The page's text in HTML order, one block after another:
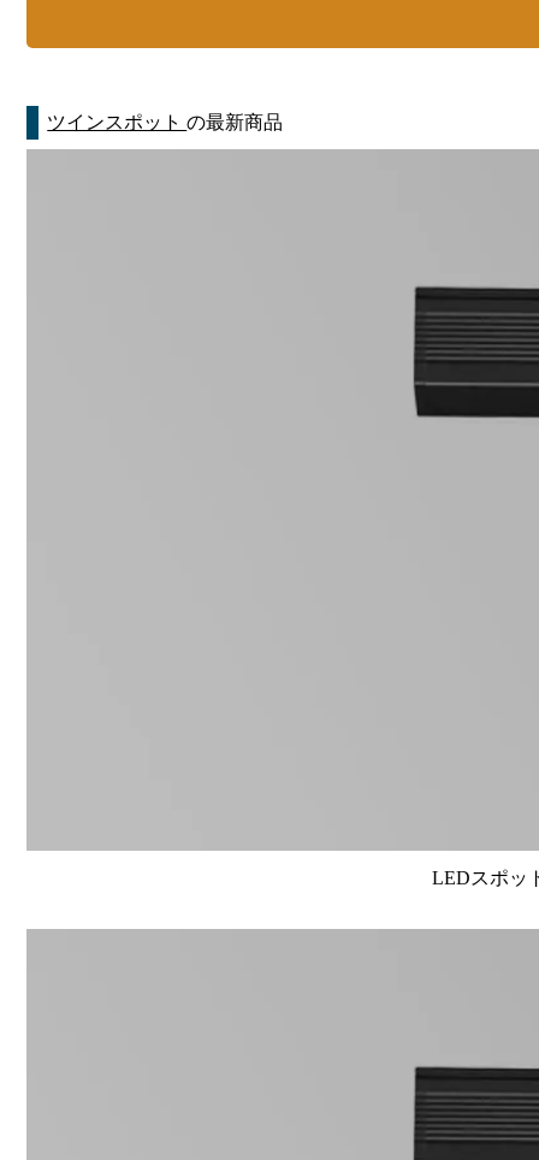
ツインスポットの最新商品
LEDスポッ